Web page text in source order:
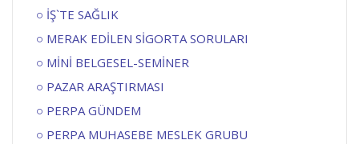
İŞ`TE SAĞLIK
MERAK EDİLEN SİGORTA SORULARI
MİNİ BELGESEL-SEMİNER
PAZAR ARAŞTIRMASI
PERPA GÜNDEM
PERPA MUHASEBE MESLEK GRUBU